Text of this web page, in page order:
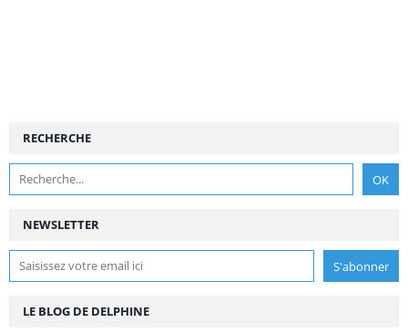
NEWSLETTER
RECHERCHE
LE BLOG DE DELPHINE